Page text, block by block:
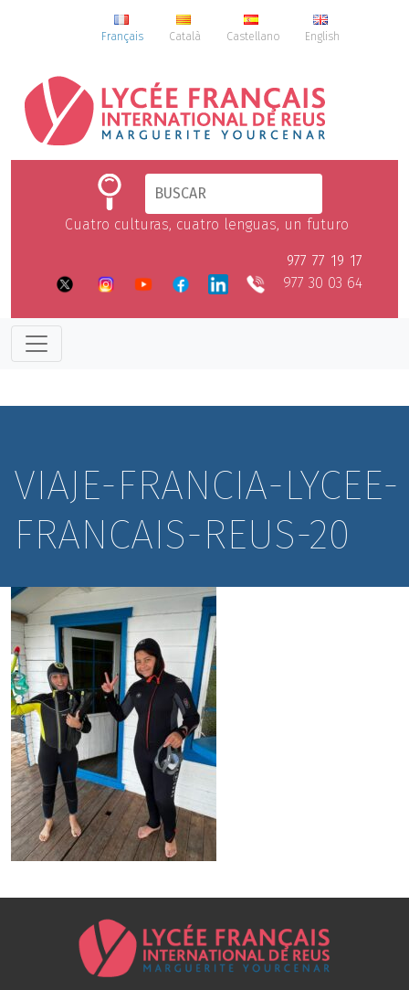
Français Català Castellano English
Cuatro culturas, cuatro lenguas, un futuro
977 77 19 17
977 30 03 64
VIAJE-FRANCIA-LYCEE-
FRANCAIS-REUS-20